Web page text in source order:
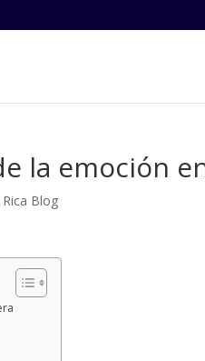
la emoción
Blog